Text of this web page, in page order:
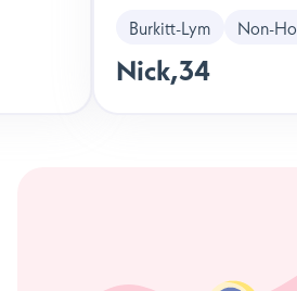
Burkitt-LymphomNon-
Nick,34